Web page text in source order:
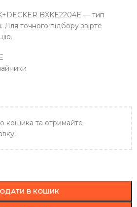
BXKE2204E — тип
точного підбору звірте
кошика та отримайте
В КОШИК